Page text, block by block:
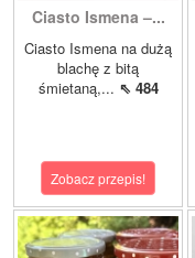
Ciasto Ismena –...
Ciasto Ismena na dużą
blachę z bitą
śmietaną,... ⇖ 484
Zobacz przepis!